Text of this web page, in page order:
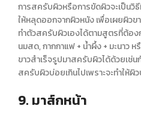
การสครับผิวหรือการขัดผิวจะเป็น
ให้หลุดออกจากผิวหนัง เพื่อเผยผิวข
ทำตัวสครับผิวเองได้ตามสูตรที่ต้องก
นมสด, กากกาแฟ + น้ำผึ้ง + มะนาว
ขาวสำเร็จรูปมาสครับผิวได้ด้วยเช่
สครับผิวบ่อยเกินไปเพราะจะทำให้ผิ
9. มาส์กหน้า